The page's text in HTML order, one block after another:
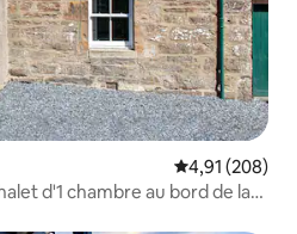
Évaluation
4,91 (208)
d'1 chambre au bord de la